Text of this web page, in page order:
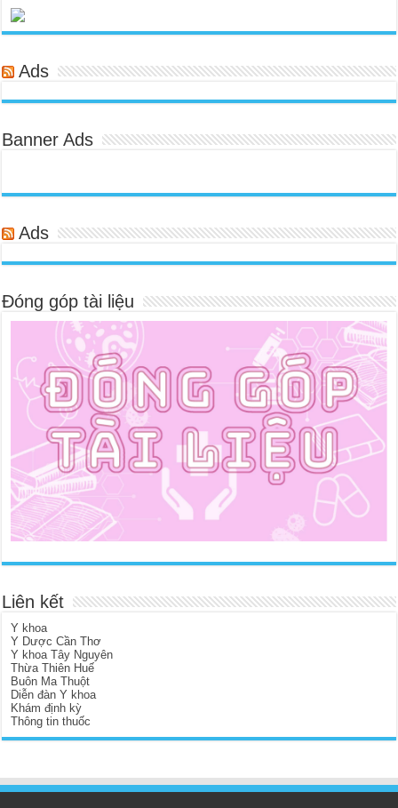
Ads
Banner Ads
Ads
Đóng góp tài liệu
Liên kết
Y khoa
Y Dược Cần Thơ
Y khoa Tây Nguyên
Thừa Thiên Huế
Buôn Ma Thuột
Diễn đàn Y khoa
Khám định kỳ
Thông tin thuốc